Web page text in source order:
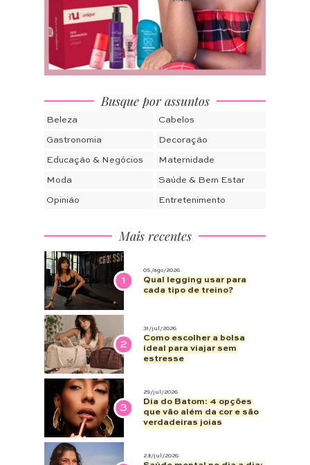
Busque por assuntos
Beleza Cabelos
Gastronomia Decoração
Educação & Negócios Maternidade
Moda Saúde & Bem Estar
Opinião Entretenimento
Mais recentes
1
05/ago/2026
Qual legging usar para
cada tipo de treino?
2
31/jul/2026
Como escolher a bolsa
ideal para viajar sem
estresse
3
29/jul/2026
Dia do Batom: 4 opções
que vão além da cor e são
verdadeiras joias
28/jul/2026